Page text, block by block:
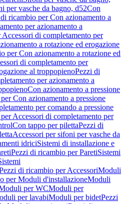
per vasche da bagno, d52Con
ricambio per Con azionamento a
per azionamento a
di completamento per
a rotazione ed erogazione
per Con azionamento a rotazione ed
di completamento per
al troppopienoPezzi di
per azionamento a
Con azionamento a pressione
Con azionamento a pressione
per comando a pressione
Accessori di completamento per
Con tappo per pilettaPezzi di
Accessori per sifoni per vasche da
idriciSistemi di installazione e
Pezzi di ricambio per ParetiSistemi
di ricambio per AccessoriModuli
per Moduli d'installazioneModuli
per WCModuli per
per lavabiModuli per bidetPezzi